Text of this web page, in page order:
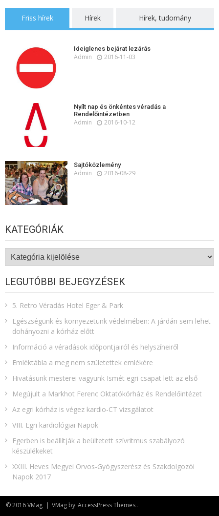
Friss hírek Hírek Hírek, tudomány
Ideiglenes bejárat lezárás
Admin 2016-11-03
Nyílt nap és önkéntes véradás a
Rendelőintézetben
Admin 2016-10-12
Sajtóközlemény
Admin 2016-08-29
KATEGÓRIÁK
Kategóriák
LEGUTÓBBI BEJEGYZÉSEK
5. Retro Véradás Hotel Eger & Park
Egészségünk és környezetünk védelmében: A járdán sem lehet
dohányozni a kórház előtt
Információ a véradások időpontjairól és helyszíneiről
Emléktábla a meg nem születettek emlékére​
Hivatásunk mesterei vagyunk Ismét egri csapat lett az első
Megújult a Markhot Ferenc Oktatókórház és Rendelőintézet
Az egri kórház is végez kardio-CT vizsgálatot
VIII. Egri kardiológiai Napok
Egerben is beállítják a beültetett szívritmus szabályozó
készülékeket
XXIII. Heves Megyei Orvos-Gyógyszerész és Szakdolgozói
Napok 2017
© 2016 VMag | VMag by AccessPress Themes.